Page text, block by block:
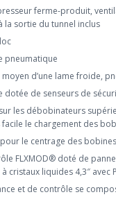
ferme-produit,
la sortie du tunnel inclus
pneumatique
d’une lame froide,
dotée de senseurs de
les débobinateurs
le chargement des
le centrage des bobines
FLXMOD® doté de
cristaux liquides 4,3″ avec
et de contrôle se